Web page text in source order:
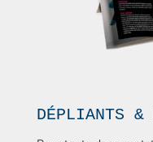
DÉPLIANTS &